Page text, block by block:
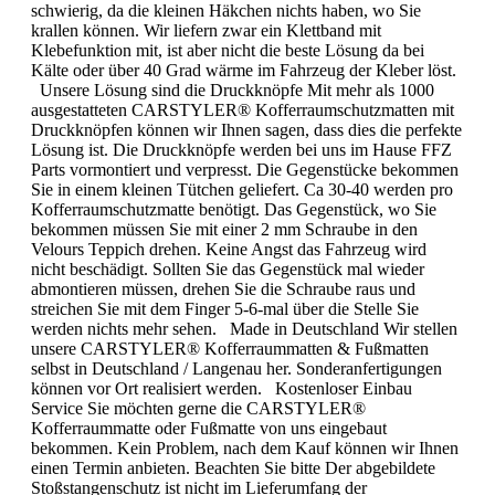
schwierig, da die kleinen Häkchen nichts haben, wo Sie
krallen können. Wir liefern zwar ein Klettband mit
Klebefunktion mit, ist aber nicht die beste Lösung da bei
Kälte oder über 40 Grad wärme im Fahrzeug der Kleber löst.
Unsere Lösung sind die Druckknöpfe Mit mehr als 1000
ausgestatteten CARSTYLER® Kofferraumschutzmatten mit
Druckknöpfen können wir Ihnen sagen, dass dies die perfekte
Lösung ist. Die Druckknöpfe werden bei uns im Hause FFZ
Parts vormontiert und verpresst. Die Gegenstücke bekommen
Sie in einem kleinen Tütchen geliefert. Ca 30-40 werden pro
Kofferraumschutzmatte benötigt. Das Gegenstück, wo Sie
bekommen müssen Sie mit einer 2 mm Schraube in den
Velours Teppich drehen. Keine Angst das Fahrzeug wird
nicht beschädigt. Sollten Sie das Gegenstück mal wieder
abmontieren müssen, drehen Sie die Schraube raus und
streichen Sie mit dem Finger 5-6-mal über die Stelle Sie
werden nichts mehr sehen. Made in Deutschland Wir stellen
unsere CARSTYLER® Kofferraummatten & Fußmatten
selbst in Deutschland / Langenau her. Sonderanfertigungen
können vor Ort realisiert werden. Kostenloser Einbau
Service Sie möchten gerne die CARSTYLER®
Kofferraummatte oder Fußmatte von uns eingebaut
bekommen. Kein Problem, nach dem Kauf können wir Ihnen
einen Termin anbieten. Beachten Sie bitte Der abgebildete
Stoßstangenschutz ist nicht im Lieferumfang der